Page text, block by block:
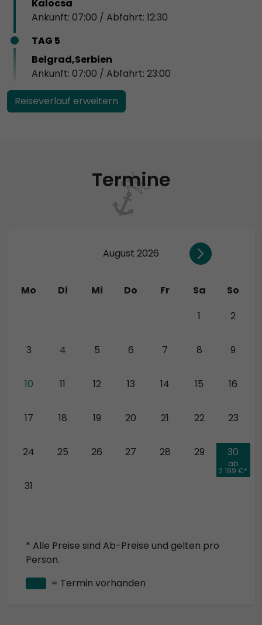
Kalocsa
Ankunft: 07:00 / Abfahrt: 12:30
TAG 5
Belgrad,Serbien
Ankunft: 07:00 / Abfahrt: 23:00
Reiseverlauf erweitern
Termine
August 2026
Mo Di Mi Do Fr Sa
So
1 2
3 4 5 6 7 8 9
10 11 12 13 14 15 16
17 18 19 20 21 22 23
24 25 26 27 28 29
ab
2.199 €*
30
31
* Alle Preise sind Ab-Preise und gelten pro
Person.
= Termin vorhanden